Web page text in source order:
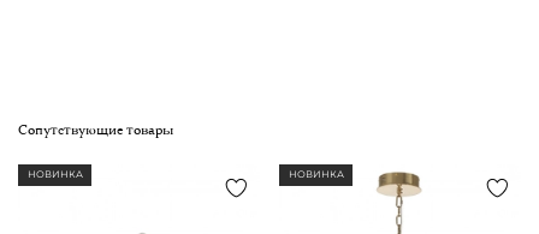
Сопутствующие товары
НОВИНКА НОВИНКА